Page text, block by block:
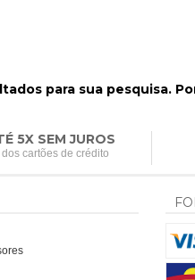
para sua pesquisa.
5X SEM JUROS
cartões de crédito